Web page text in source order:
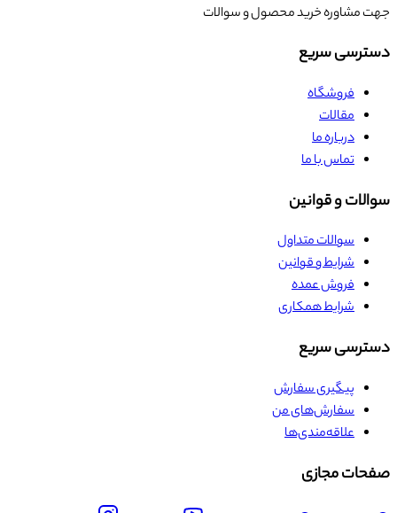
جهت مشاوره خرید محصول و سوالات
دسترسی سریع
فروشگاه
مقالات
درباره ما
تماس با ما
سوالات و قوانین
سوالات متداول
شرایط و قوانین
فروش عمده
شرایط همکاری
دسترسی سریع
پیگیری سفارش
سفارش‌های من
علاقه‌مندی‌ها
صفحات مجازی